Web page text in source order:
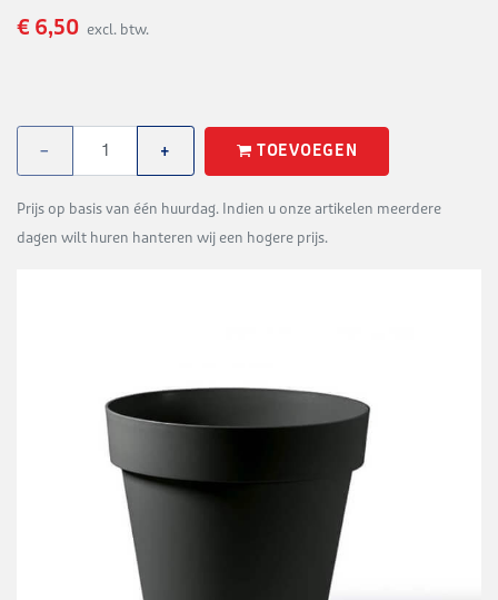
€ 6,50 excl. btw.
− + TOEVOEGEN
Prijs op basis van één huurdag. Indien u onze artikelen meerdere
dagen wilt huren hanteren wij een hogere prijs.